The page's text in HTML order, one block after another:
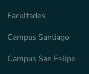
Facultades
Campus Santiago
Campus San Felipe